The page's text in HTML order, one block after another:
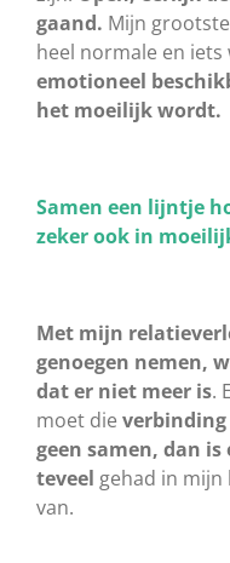
gaand. Mijn
heel normale en
emotioneel
het moeilijk wordt.
Samen een lijntje
zeker ook in
Met mijn
genoegen nemen,
dat er niet meer is.
moet die verbinding
geen samen, dan is
teveel gehad in mijn
van.